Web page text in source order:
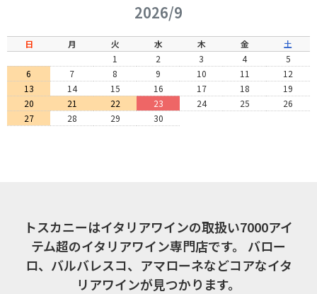
2026/9
日 月 火 水 木 金
土
1
2 3 4
5
6
7 8 9 10 11
12
13
14 15 16 17 18
19
20
21 22 23 24 25
26
27
28 29 30
トスカニーはイタリアワインの取扱い7000アイ
テム超のイタリアワイン専門店です。
バロー
ロ、バルバレスコ、アマローネなどコアなイタ
リアワインが見つかります。